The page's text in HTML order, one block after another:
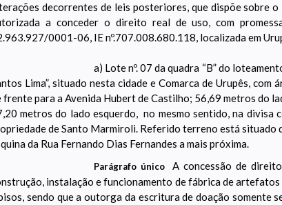
decorrentes de leis posteriores, que dispõe sobre
a conceder o direito real de uso, com
0001-06, IE nº.707.008.680.118, localizada em
a) Lote nº. 07 da quadra “B” do
Lima”, situado nesta cidade e Comarca de Urupês,
frente para a Avenida Hubert de Castilho; 56,69 metros do
metros do lado esquerdo, no mesmo sentido, na
de Santo Marmiroli. Referido terreno está situado
da Rua Fernando Dias Fernandes a mais próxima.
Parágrafo único
A concessão de
instalação e funcionamento de fábrica de
sendo que a outorga da escritura de doação